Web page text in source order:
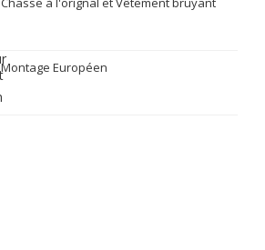
Montage Européen